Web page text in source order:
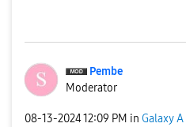
Pembe
Moderator
‎08-13-202412:09 PM in Galaxy A